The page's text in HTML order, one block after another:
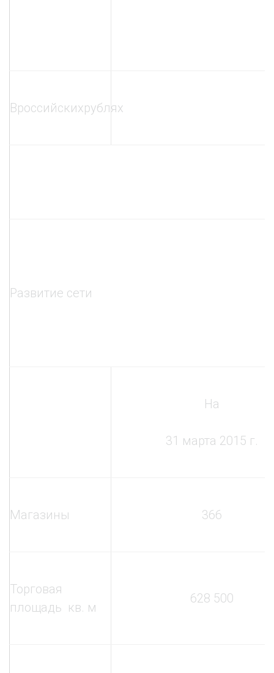
Вроссийскихрублях
Развитие сети
На
31 марта 2015 г.
Магазины 366
Торговая
площадь кв. м
628 500